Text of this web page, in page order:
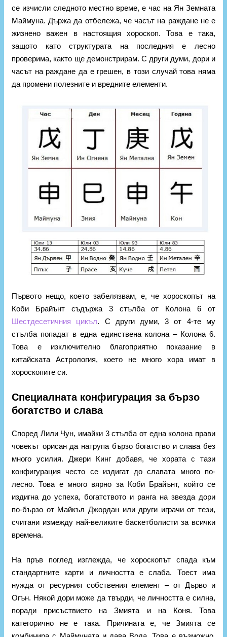
се изчисли следното местно време, е час на Ян Земната
Маймуна. Държа да отбележа, че часът на раждане не е
жизнено важен в настоящия хороскоп. Това е така,
защото като структурата на последния е лесно
проверима, както ще демонстрирам. С други думи, дори и
часът на раждане да е грешен, в този случай това няма
да промени полезните и вредните елементи.
Първото нещо, което забелязвам, е, че хороскопът на
Коби Брайънт съдържа 3 стълба от Колона 6 от
Шестдесетичния цикъл. С други думи, 3 от 4-те му
стълба попадат в една единствена колона – Колона 6.
Това е изключително благоприятно показание в
китайската Астрология, което не много хора имат в
хороскопите си.
Специалната конфигурация за бързо
богатство и слава
Според Лили Чун, имайки 3 стълба от една колона прави
човекът орисан да натрупа бързо богатство и слава без
много усилия. Джери Кинг добавя, че хората с тази
конфигурация често се издигат до славата много по-
лесно. Това е много вярно за Коби Брайънт, който се
издигна до успеха, богатството и ранга на звезда дори
по-бързо от Майкъл Джордан или други играчи от тези,
считани измежду най-великите баскетболисти за всички
времена.
На пръв поглед изглежда, че хороскопът спада към
стандартните карти и личността е слаба. Тоест има
нужда от ресурния собствения елемент – от Дърво и
Огън. Някой дори може да твърди, че личността е силна,
поради присъствието на Змията и на Коня. Това
категорично не е така. Причината е, че Змията се